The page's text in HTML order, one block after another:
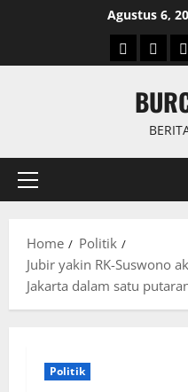
Agustus 6,
BerandaNews
Primary
Home
Politik
Jubir yakin RK-Suswono
Jakarta dalam satu
Politik